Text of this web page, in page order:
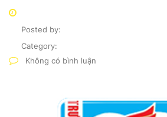
Posted by:
Category:
Không có bình luận